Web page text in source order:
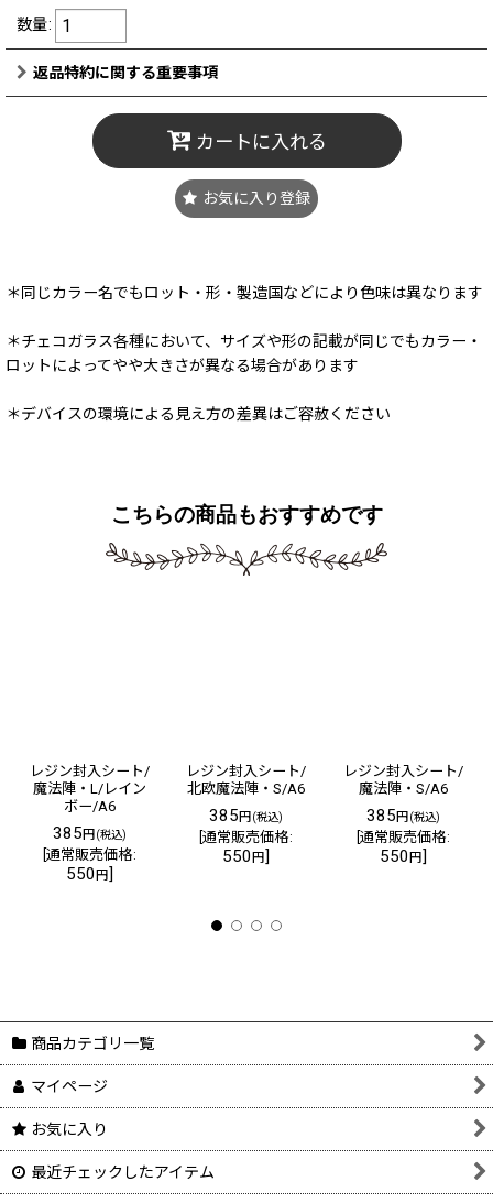
数量:
返品特約に関する重要事項
カートに入れる
お気に入り登録
＊同じカラー名でもロット・形・製造国などにより色味は異なります
＊チェコガラス各種において、サイズや形の記載が同じでもカラー・
ロットによってやや大きさが異なる場合があります
＊デバイスの環境による見え方の差異はご容赦ください
こちらの商品もおすすめです
レジン封入シート/
魔法陣・L/レイン
ボー/A6
385円(税込)
通常販売価格:
550円]
レジン封入シート/
北欧魔法陣・S/A6
385円(税込)
[通常販売価格:
550円]
レジン封入シート/
魔法陣・S/A6
385円(税込)
[通常販売価格:
550円]
商品カテゴリ一覧
マイページ
お気に入り
最近チェックしたアイテム